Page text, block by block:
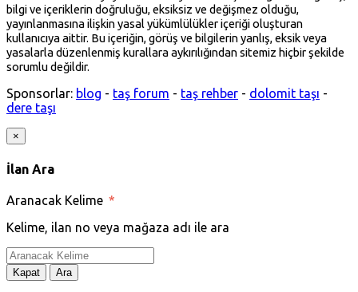
bilgi ve içeriklerin doğruluğu, eksiksiz ve değişmez olduğu,
yayınlanmasına ilişkin yasal yükümlülükler içeriği oluşturan
kullanıcıya aittir. Bu içeriğin, görüş ve bilgilerin yanlış, eksik veya
yasalarla düzenlenmiş kurallara aykırılığından sitemiz hiçbir şekilde
sorumlu değildir.
Sponsorlar: blog - taş forum - taş rehber - dolomit taşı -
dere taşı
×
İlan Ara
Aranacak Kelime *
Kelime, ilan no veya mağaza adı ile ara
Kapat Ara